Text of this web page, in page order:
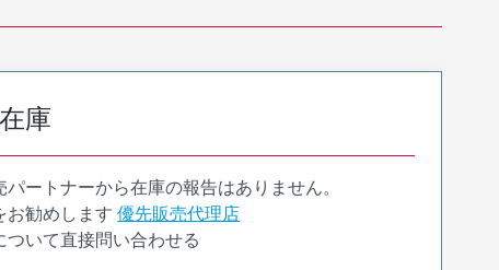
庫
ートナーから在庫の報告はありません。
お勧めします 優先販売代理店
いて直接問い合わせる